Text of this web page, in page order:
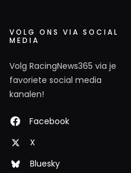
VOLG ONS VIA SOCIAL
MEDIA
Volg RacingNews365 via je
favoriete social media
kanalen!
Facebook
X
Bluesky